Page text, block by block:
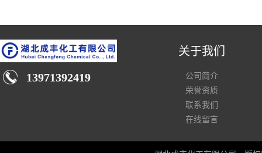
13971392419
关于我们
公司简介
荣誉资质
联系我们
在线留言